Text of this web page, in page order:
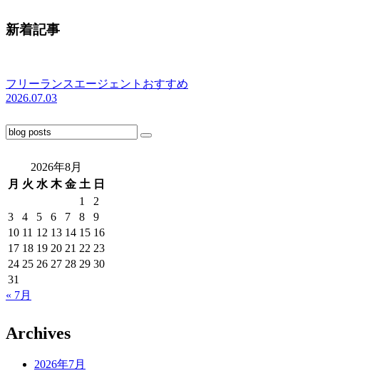
新着記事
フリーランスエージェントおすすめ
2026.07.03
2026年8月
月 火 水 木 金 土 日
1
2
3
4 5 6 7 8
9
10 11 12 13 14 15 16
17 18 19 20 21 22 23
24 25 26 27 28 29 30
31
« 7月
Archives
2026年7月